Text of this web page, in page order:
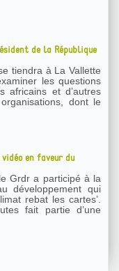
de la République
tiendra à La Vallette
les questions
africains et d’autres
dont le
en faveur du
Grdr a participé à la
développement qui
rebat les cartes’.
fait partie d’une